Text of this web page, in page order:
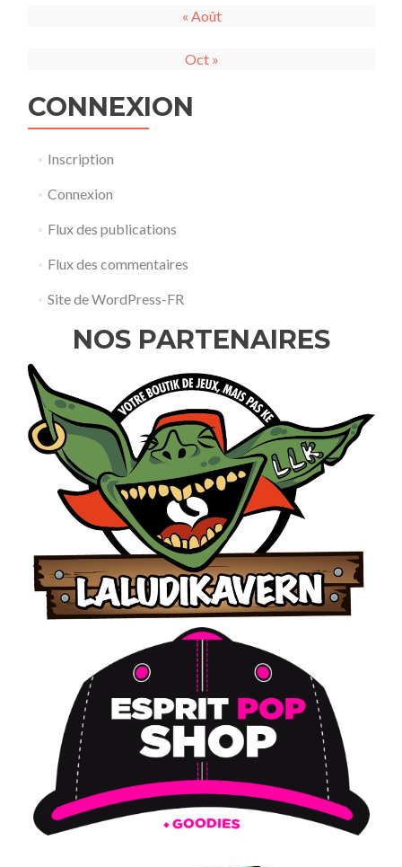
« Août
Oct »
CONNEXION
Inscription
Connexion
Flux des publications
Flux des commentaires
Site de WordPress-FR
NOS PARTENAIRES